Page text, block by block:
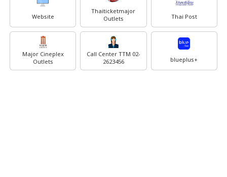
Website
Thaiticketmajor
Outlets
Thai Post
Major Cineplex
Outlets
Call Center TTM 02-
2623456
blueplus+